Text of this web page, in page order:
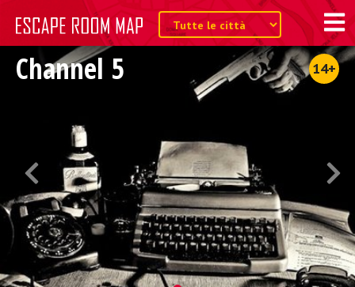
Channel 5 14+